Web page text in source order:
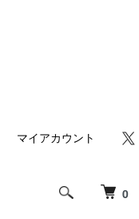
0
マイアカウント